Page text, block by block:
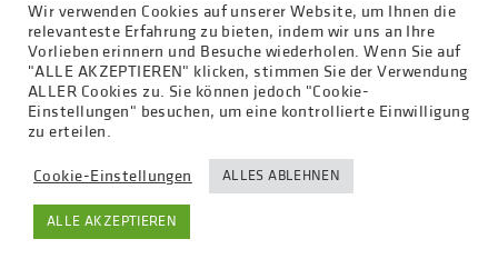
DATENSCHUTZ KONTAKT IMPRESSUM
Copyright © Tischlerei Moreba 2016. All rights reserved.
Wir verwenden Cookies auf unserer Website, um Ihnen die
relevanteste Erfahrung zu bieten, indem wir uns an Ihre
Vorlieben erinnern und Besuche wiederholen. Wenn Sie auf
"ALLE AKZEPTIEREN" klicken, stimmen Sie der Verwendung
ALLER Cookies zu. Sie können jedoch "Cookie-
Einstellungen" besuchen, um eine kontrollierte Einwilligung
zu erteilen.
Cookie-Einstellungen ALLES ABLEHNEN
ALLE AKZEPTIEREN